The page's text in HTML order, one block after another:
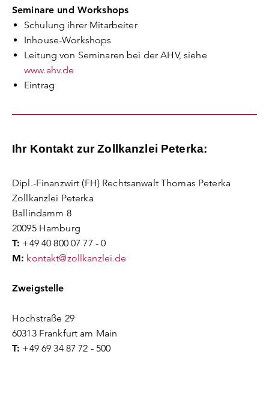
Seminare und Workshops
Schulung ihrer Mitarbeiter
Inhouse-Workshops
Leitung von Seminaren bei der AHV, siehe
www.ahv.de
Eintrag
Ihr Kontakt zur Zollkanzlei Peterka:
Dipl.-Finanzwirt (FH) Rechtsanwalt Thomas Peterka
Zollkanzlei Peterka
Ballindamm 8
20095 Hamburg
T: +49 40 800 07 77 - 0
M: kontakt@zollkanzlei.de
Zweigstelle
Hochstraße 29
60313 Frankfurt am Main
T: +49 69 34 87 72 - 500